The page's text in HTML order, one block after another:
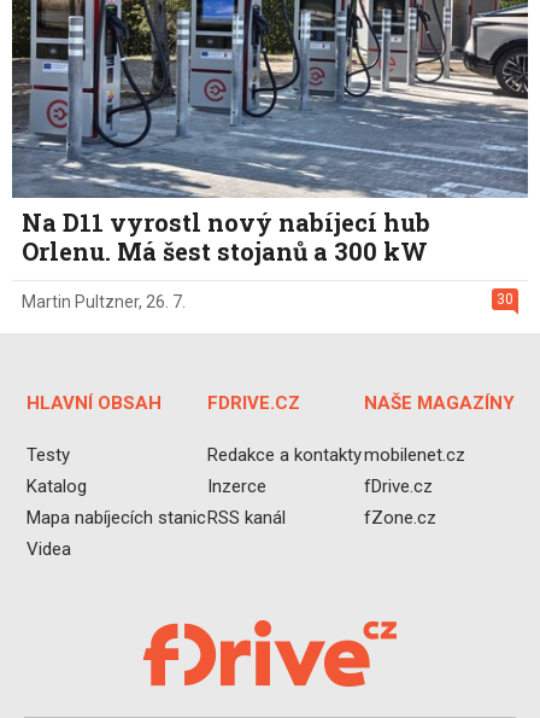
Na D11 vyrostl nový nabíjecí hub
Orlenu. Má šest stojanů a 300 kW
30
Martin Pultzner, 26. 7.
HLAVNÍ OBSAH
Testy
Katalog
Mapa nabíjecích stanic
Videa
FDRIVE.CZ
Redakce a kontakty
Inzerce
RSS kanál
NAŠE MAGAZÍNY
mobilenet.cz
fDrive.cz
fZone.cz